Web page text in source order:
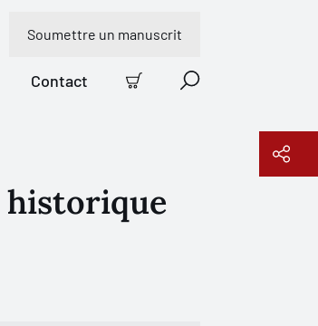
Soumettre un manuscrit
Contact
Panier Recherche